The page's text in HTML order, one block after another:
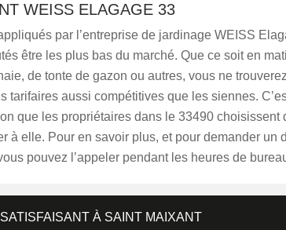
WEISS ELAGAGE 33
par l’entreprise de jardinage WEISS
être les plus bas du marché. Que ce soit en
de tonte de gazon ou autres, vous ne
tarifaires aussi compétitives que les siennes.
que les propriétaires dans le 33490 choisissent
à elle. Pour en savoir plus, et pour demander un
pouvez l’appeler pendant les heures de
À SAINT MAIXANT